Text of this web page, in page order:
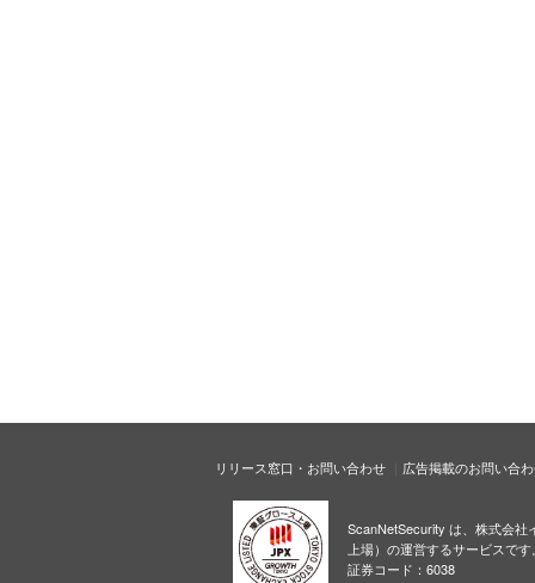
リリース窓口・お問い合わせ 広告掲載のお問い合
ScanNetSecurity は、株式会社
上場）の運営するサービスです
証券コード：6038